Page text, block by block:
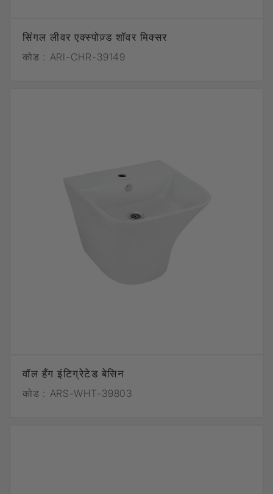
सिंगल लीवर एक्स्पोज़्ड शॉवर मिक्सर
कोड : ARI-CHR-39149
वॉल हँग इंटिग्रेटेड बेसिन
कोड : ARS-WHT-39803